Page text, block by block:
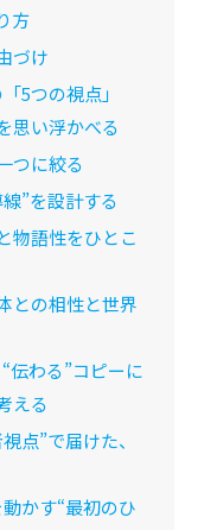
方
づけ
5つの視点」
思い浮かべる
つに絞る
”を設計する
語性をひとこ
との相性と世界
伝わる”コピーに
える
点”で届けた、
かす“最初のひ